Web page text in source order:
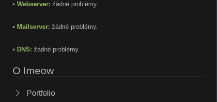
• Webserver: žádné problémy.
• Mailserver: žádné problémy.
• DNS: žádné problémy.
O Imeow
Portfolio